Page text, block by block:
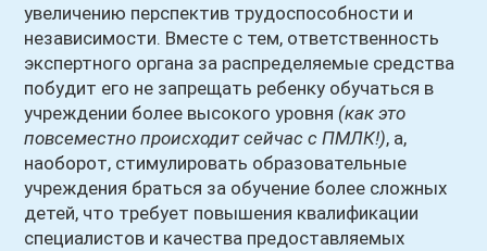
увеличению перспектив трудоспособности и
независимости. Вместе с тем, ответственность
экспертного органа за распределяемые средства
побудит его не запрещать ребенку обучаться в
учреждении более высокого уровня (как это
повсеместно происходит сейчас с ПМЛК!), а,
наоборот, стимулировать образовательные
учреждения браться за обучение более сложных
детей, что требует повышения квалификации
специалистов и качества предоставляемых